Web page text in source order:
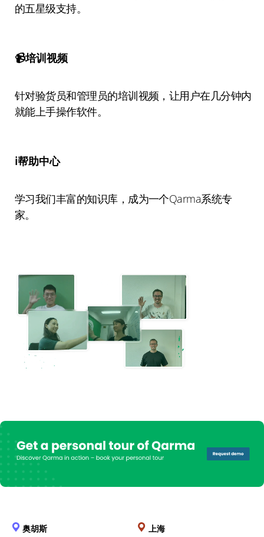
的五星级支持。
📹培训视频
针对验货员和管理员的培训视频，让用户在几分钟内
就能上手操作软件。
ℹ️帮助中心
学习我们丰富的知识库，成为一个Qarma系统专
家。
奥胡斯
上海